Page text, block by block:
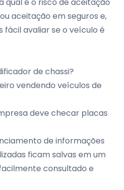
aceitação em seguros e,
fácil avaliar se o veículo é
de chassi?
vendendo veículos de
deve checar placas
de informações
ficam salvas em um
consultado e